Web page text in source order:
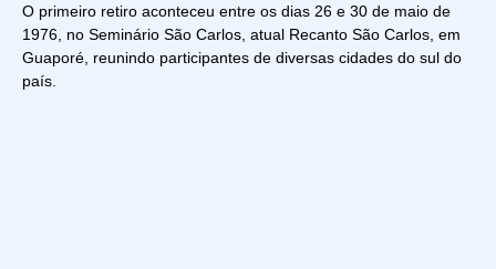
O primeiro retiro aconteceu entre os dias 26 e 30 de maio de
1976, no Seminário São Carlos, atual Recanto São Carlos, em
Guaporé, reunindo participantes de diversas cidades do sul do
país.